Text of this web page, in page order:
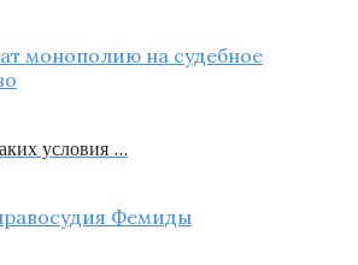
условия …